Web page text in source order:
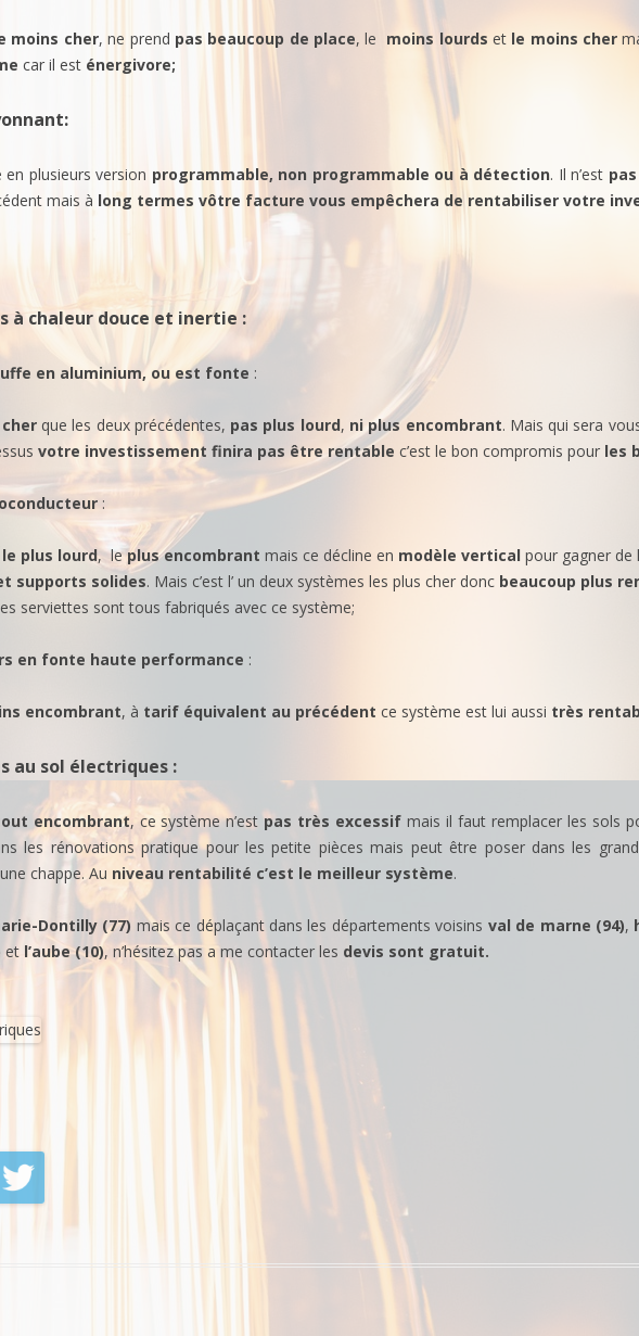
COMMUNICATIONS
ENSEIGNE
RÉTRO-PROJECTEUR
moins cher, ne prend pas beaucoup de place, le moins lourds et le moins cher
car il est énergivore;
:
plusieurs version programmable, non programmable ou à détection. Il n’est
mais à long termes vôtre facture vous empêchera de rentabiliser votre
à chaleur douce et inertie :
en aluminium, ou est fonte :
cherque les deux précédentes, pas plus lourd, ni plus encombrant. Mais qui sera
votre investissement finira pas être rentable c’est le bon compromis pour les
:
plus lourd, leplus encombrant mais ce décline en modèle vertical pour gagner de
supports solides. Mais c’est l’ un deux systèmes les plus cher donc beaucoup plus
serviettes sont tous fabriqués avec ce système;
en fonte haute performance :
encombrant, à tarif équivalent au précédent ce système est lui aussi très
au sol électriques :
encombrant, ce système n’estpas très excessif mais il faut remplacer les sols
les rénovations pratique pour les petite pièces mais peut être poser dans les
chappe. Au niveau rentabilité c’est le meilleur système.
Dontilly (77) mais ce déplaçant dans les départements voisins val de marne (94),
et l’aube (10), n’hésitez pas a me contacter les devis sont gratuit.